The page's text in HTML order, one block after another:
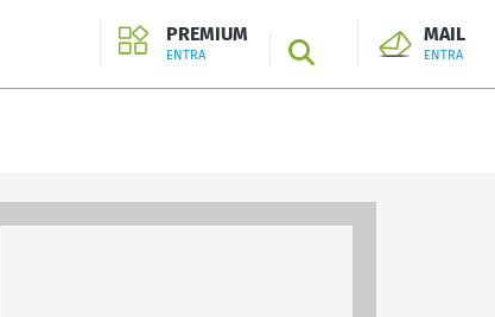
PREMIUM
ENTRA SEARCH
MAIL
ENTRA